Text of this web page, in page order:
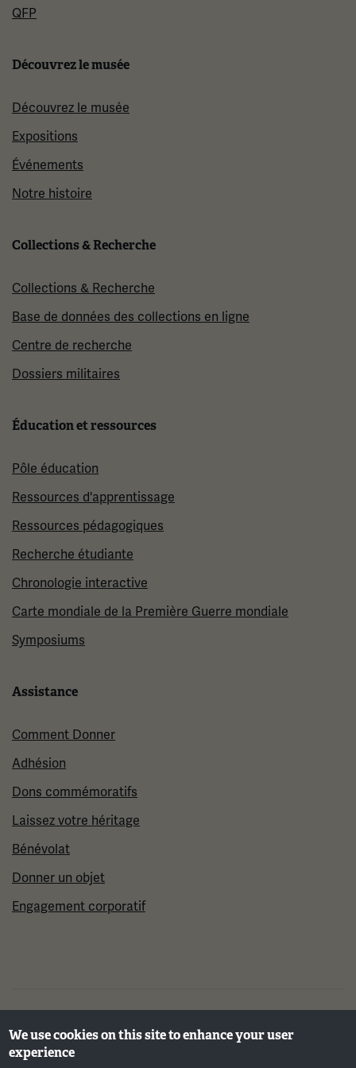
QFP
Découvrez le musée
Découvrez le musée
Expositions
Événements
Notre histoire
Collections & Recherche
Collections & Recherche
Base de données des collections en ligne
Centre de recherche
Dossiers militaires
Éducation et ressources
Pôle éducation
Ressources d'apprentissage
Ressources pédagogiques
Recherche étudiante
Chronologie interactive
Carte mondiale de la Première Guerre mondiale
Symposiums
Assistance
Comment Donner
Adhésion
Dons commémoratifs
Laissez votre héritage
Bénévolat
Donner un objet
Engagement corporatif
©2026 Musée et mémorial national de la Première
Guerre mondiale
We use cookies on this site to enhance your user
experience